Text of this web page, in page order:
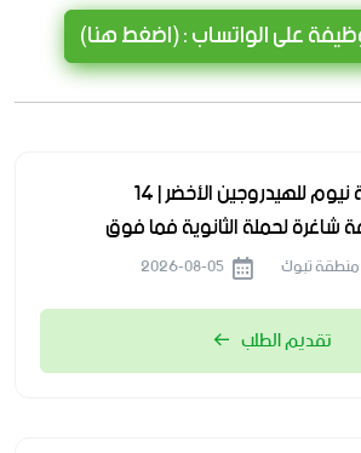
على الواتساب : (اضغط هنا)
شركة نيوم للهيدروجين الأخضر | 14
شاغرة لحملة الثانوية فما فوق
منطقة تبوك
تقديم الطلب